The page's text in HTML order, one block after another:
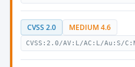
CVSS 2.0 MEDIUM 4.6
CVSS:2.0/AV:L/AC:L/Au:S/